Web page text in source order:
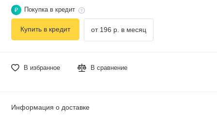
В избранное В сравнение
₽ Покупка в кредит
Купить в кредит от 196 р. в месяц
Информация о доставке